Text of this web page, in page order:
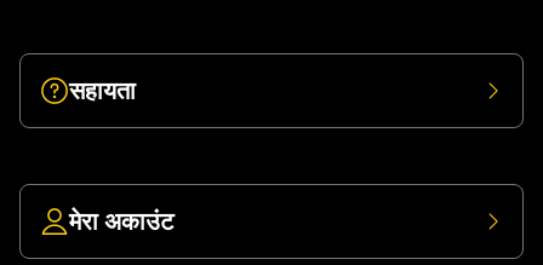
सहायता
मेरा अकाउंट